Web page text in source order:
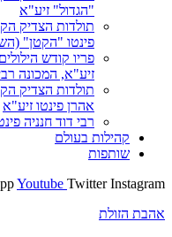
"הגדול" זיע"א
תולדות הצדיק
פינטו "הקטן"
פריו קודש
זיע"א, המכונה
תולדות הצדיק
אהרן פינטו זיע"א
רבי דוד חנניה
קהילות בעולם
שותפות
Youtube Twitter Instagram
אהבת הזולת